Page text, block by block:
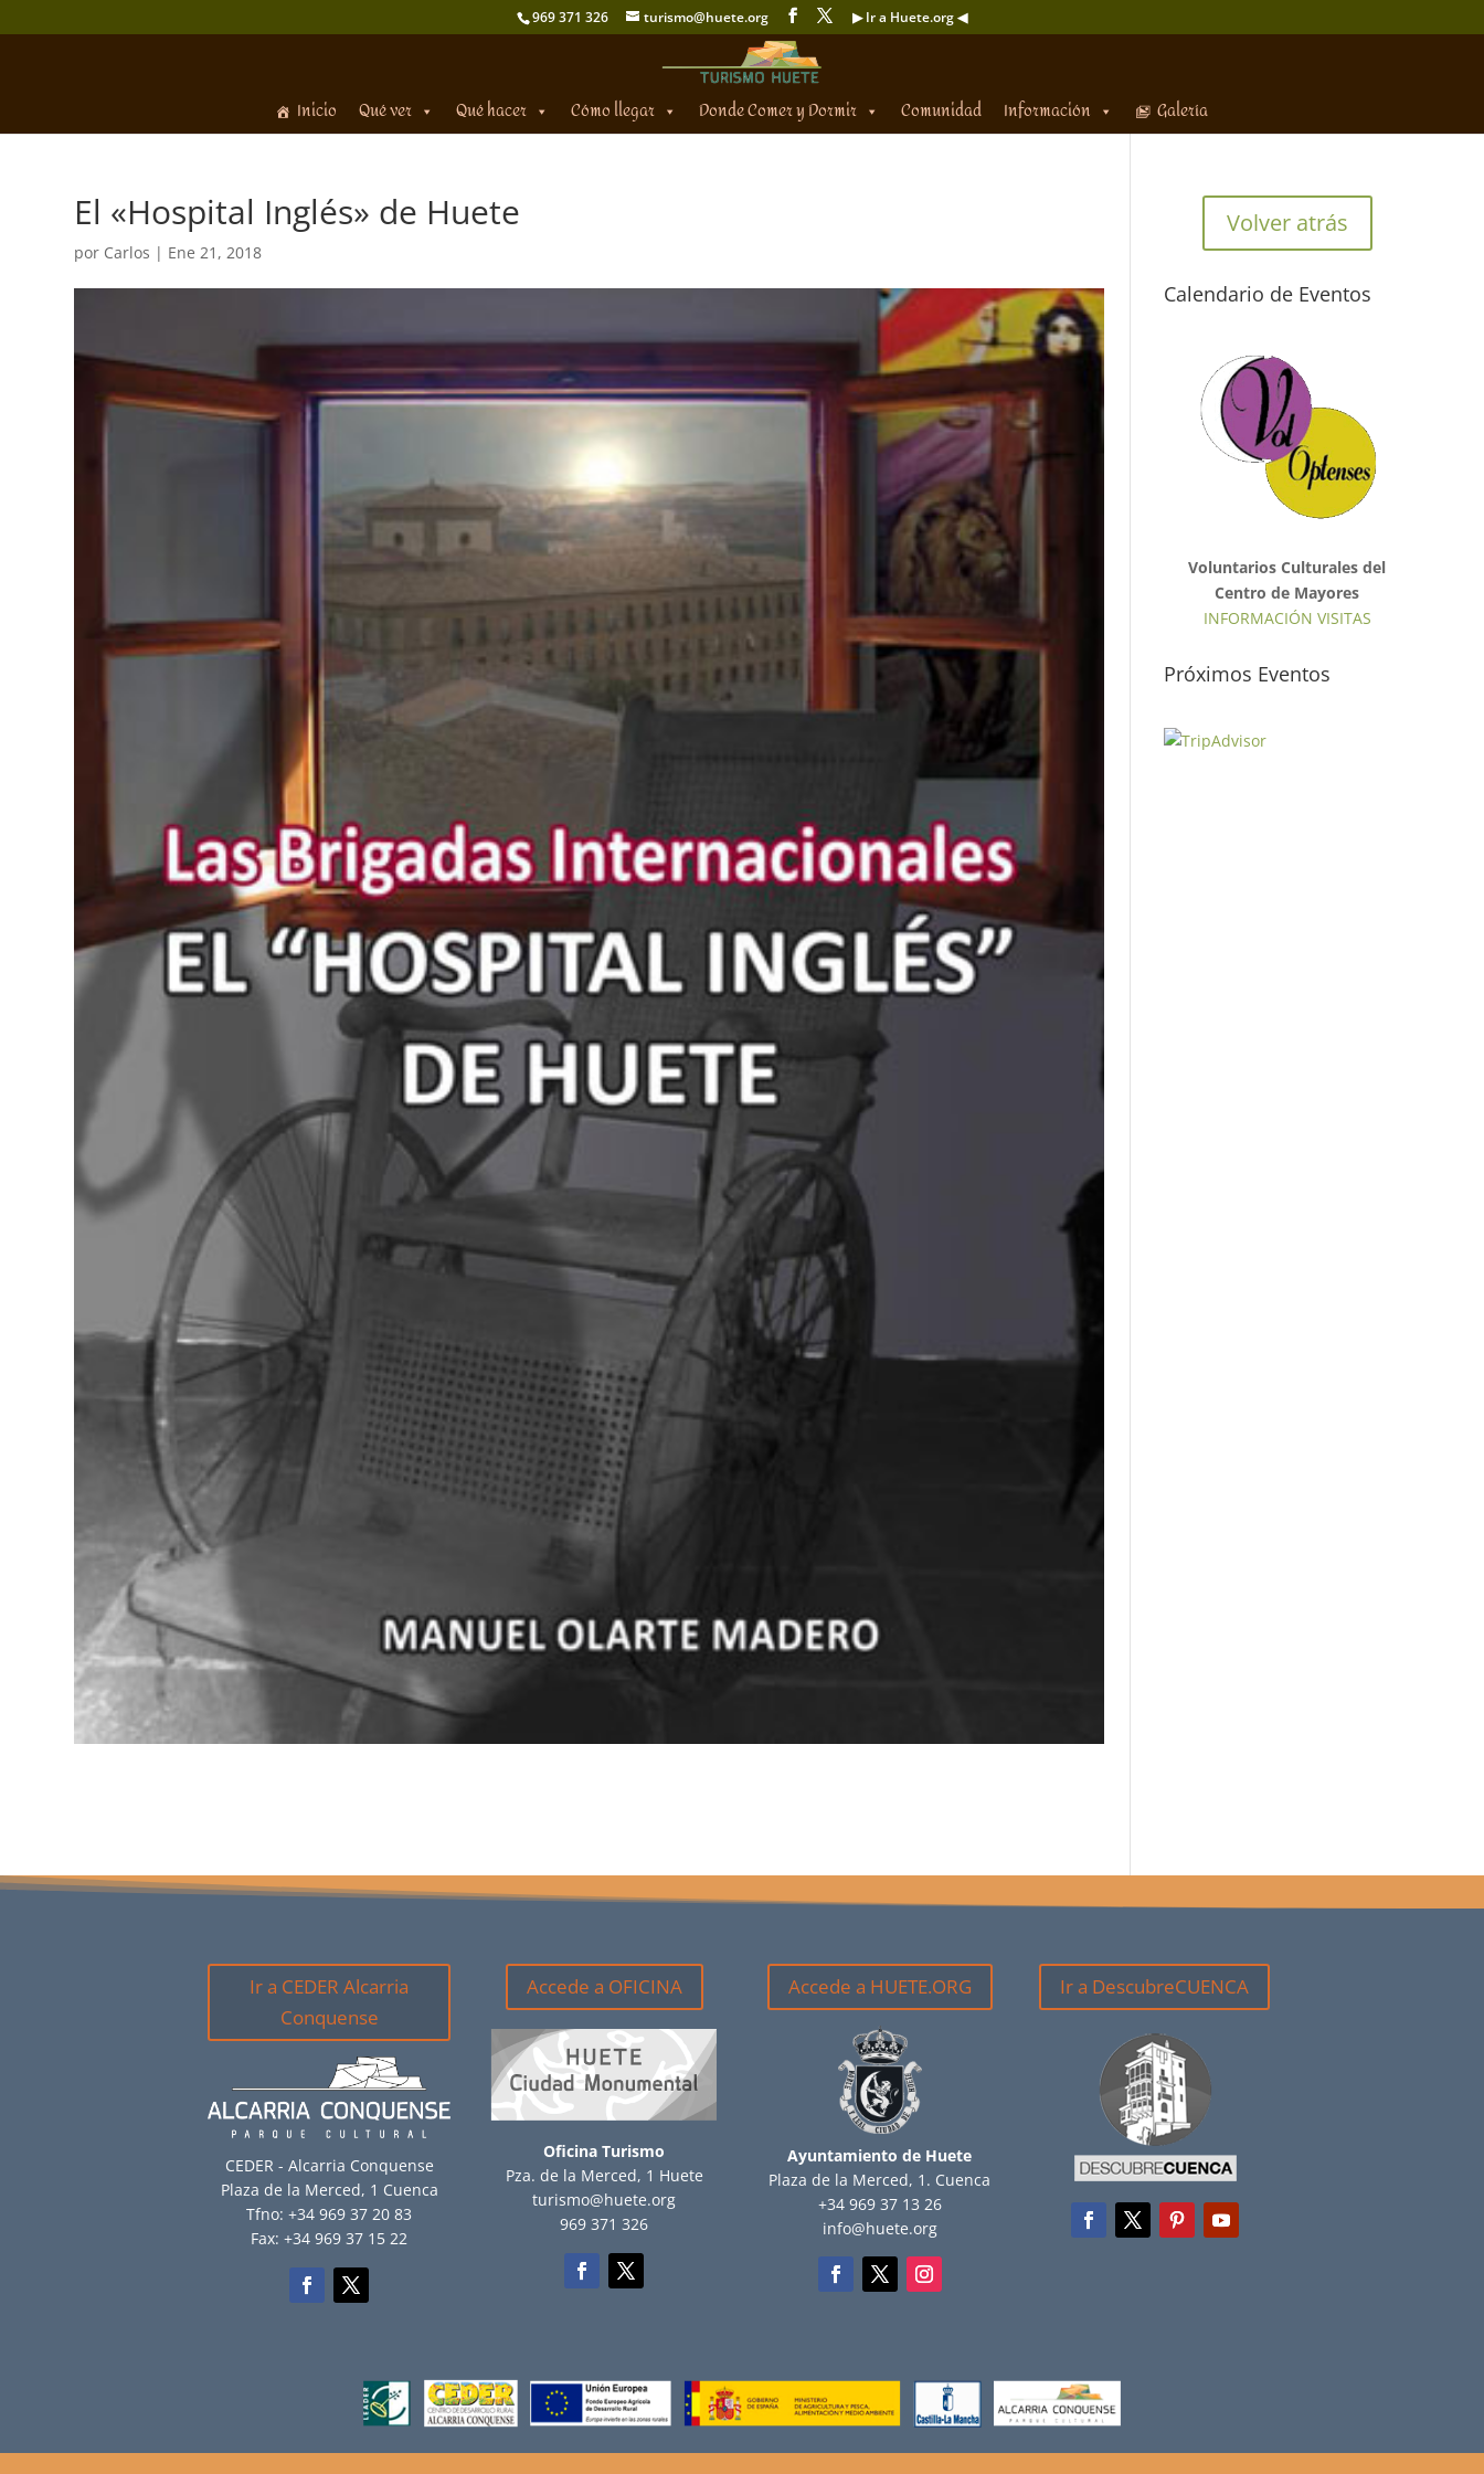
969 371 326 turismo@huete.org ▶ Ir a Huete.org ◀
Inicio Qué ver Qué hacer Cómo llegar Donde Comer y Dormir Comunidad Información Galería
El «Hospital Inglés» de Huete
por Carlos | Ene 21, 2018
Volver atrás
Calendario de Eventos
Voluntarios Culturales del
Centro de Mayores
INFORMACIÓN VISITAS
Próximos Eventos
Ir a CEDER Alcarria
Conquense
CEDER - Alcarria Conquense
Plaza de la Merced, 1 Cuenca
Tfno: +34 969 37 20 83
Fax: +34 969 37 15 22
Accede a OFICINA
Oficina Turismo
Pza. de la Merced, 1 Huete
turismo@huete.org
969 371 326
Accede a HUETE.ORG
Ayuntamiento de Huete
Plaza de la Merced, 1. Cuenca
+34 969 37 13 26
info@huete.org
Ir a DescubreCUENCA